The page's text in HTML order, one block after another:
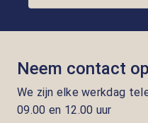
Neem contact op
We zijn elke werkdag
09.00 en 12.00 uur